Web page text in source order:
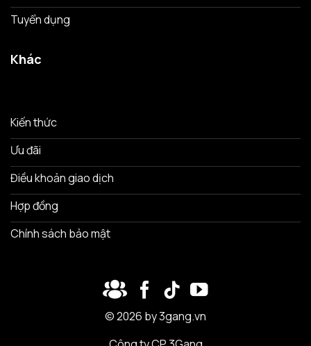
Tuyển dụng
Khác
Kiến thức
Ưu đãi
Điều khoản giao dịch
Hợp đồng
Chính sách bảo mật
© 2026 by 3gang.vn